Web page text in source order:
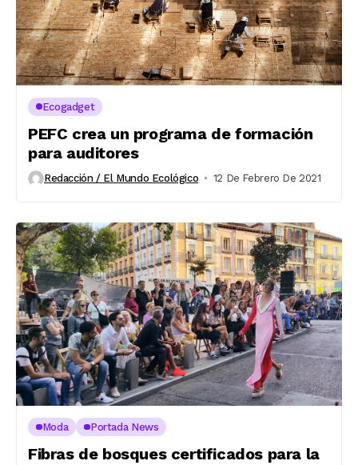
Ecogadget
PEFC crea un programa de formación
para auditores
Redacción / El Mundo Ecológico 12 De Febrero De 2021
Moda Portada News
Fibras de bosques certificados para la